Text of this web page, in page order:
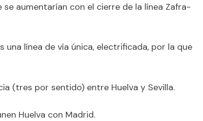
aumentarían con el cierre de la línea Zafra-
una línea de vía única, electrificada, por la que
(tres por sentido) entre Huelva y Sevilla.
Huelva con Madrid.